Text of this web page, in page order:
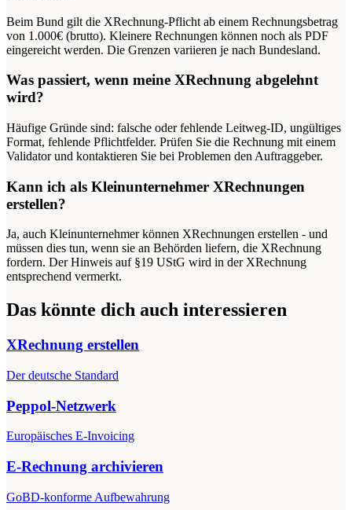
Beim Bund gilt die XRechnung-Pflicht ab einem Rechnungsbetrag
von 1.000€ (brutto). Kleinere Rechnungen können noch als PDF
eingereicht werden. Die Grenzen variieren je nach Bundesland.
Was passiert, wenn meine XRechnung abgelehnt
wird?
Häufige Gründe sind: falsche oder fehlende Leitweg-ID, ungültiges
Format, fehlende Pflichtfelder. Prüfen Sie die Rechnung mit einem
Validator und kontaktieren Sie bei Problemen den Auftraggeber.
Kann ich als Kleinunternehmer XRechnungen
erstellen?
Ja, auch Kleinunternehmer können XRechnungen erstellen - und
müssen dies tun, wenn sie an Behörden liefern, die XRechnung
fordern. Der Hinweis auf §19 UStG wird in der XRechnung
entsprechend vermerkt.
Das könnte dich auch interessieren
XRechnung erstellen
Der deutsche Standard
Peppol-Netzwerk
Europäisches E-Invoicing
E-Rechnung archivieren
GoBD-konforme Aufbewahrung